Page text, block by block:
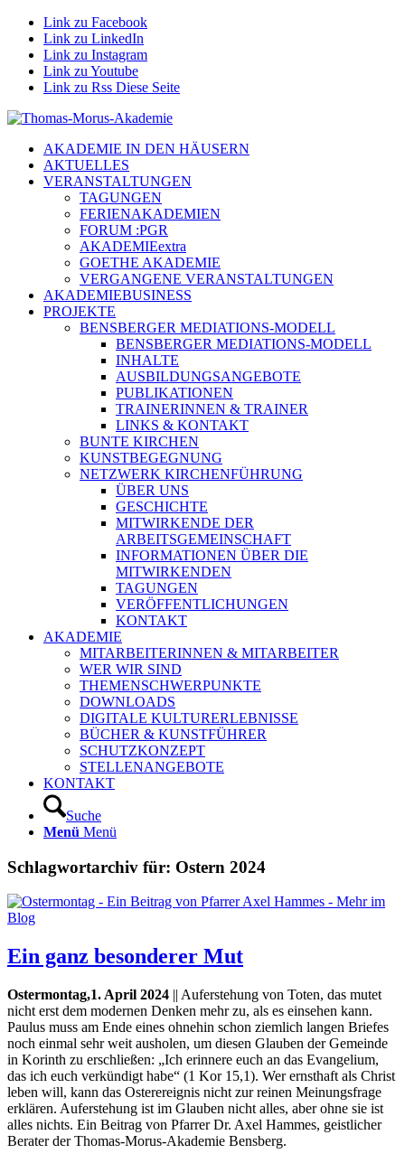
Link zu Facebook
Link zu LinkedIn
Link zu Instagram
Link zu Youtube
Link zu Rss Diese Seite
AKADEMIE IN DEN HÄUSERN
AKTUELLES
VERANSTALTUNGEN
TAGUNGEN
FERIENAKADEMIEN
FORUM :PGR
AKADEMIEextra
GOETHE AKADEMIE
VERGANGENE VERANSTALTUNGEN
AKADEMIEBUSINESS
PROJEKTE
BENSBERGER MEDIATIONS-MODELL
BENSBERGER MEDIATIONS-MODELL
INHALTE
AUSBILDUNGSANGEBOTE
PUBLIKATIONEN
TRAINERINNEN & TRAINER
LINKS & KONTAKT
BUNTE KIRCHEN
KUNSTBEGEGNUNG
NETZWERK KIRCHENFÜHRUNG
ÜBER UNS
GESCHICHTE
MITWIRKENDE DER
ARBEITSGEMEINSCHAFT
INFORMATIONEN ÜBER DIE
MITWIRKENDEN
TAGUNGEN
VERÖFFENTLICHUNGEN
KONTAKT
AKADEMIE
MITARBEITERINNEN & MITARBEITER
WER WIR SIND
THEMENSCHWERPUNKTE
DOWNLOADS
DIGITALE KULTURERLEBNISSE
BÜCHER & KUNSTFÜHRER
SCHUTZKONZEPT
STELLENANGEBOTE
KONTAKT
Suche
Menü Menü
Schlagwortarchiv für: Ostern 2024
Ein ganz besonderer Mut
Ostermontag,1. April 2024 || Auferstehung von Toten, das mutet
nicht erst dem modernen Denken mehr zu, als es einsehen kann.
Paulus muss am Ende eines ohnehin schon ziemlich langen Briefes
noch einmal sehr weit ausholen, um diesen Glauben der Gemeinde
in Korinth zu erschließen: „Ich erinnere euch an das Evangelium,
das ich euch verkündigt habe“ (1 Kor 15,1). Wer ernsthaft als Christ
leben will, kann das Osterereignis nicht zur reinen Meinungsfrage
erklären. Auferstehung ist im Glauben nicht alles, aber ohne sie ist
alles nichts. Ein Beitrag von Pfarrer Dr. Axel Hammes, geistlicher
Berater der Thomas-Morus-Akademie Bensberg.